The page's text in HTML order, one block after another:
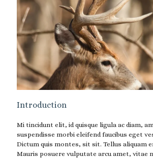
Introduction
Mi tincidunt elit, id quisque ligula ac diam,
suspendisse morbi eleifend faucibus eget
Dictum quis montes, sit sit. Tellus aliquam
Mauris posuere vulputate arcu amet, vitae